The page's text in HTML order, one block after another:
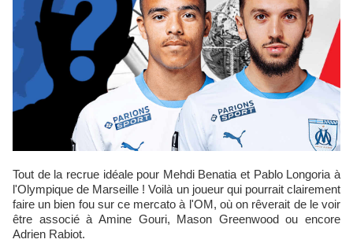
Tout de la recrue idéale pour Mehdi Benatia et Pablo Longoria à
l'Olympique de Marseille ! Voilà un joueur qui pourrait clairement
faire un bien fou sur ce mercato à l'OM, où on rêverait de le voir
être associé à Amine Gouri, Mason Greenwood ou encore
Adrien Rabiot.